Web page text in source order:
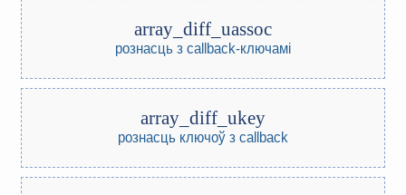
array_diff_uassoc
рознасць з callback-ключамі
array_diff_ukey
рознасць ключоў з callback